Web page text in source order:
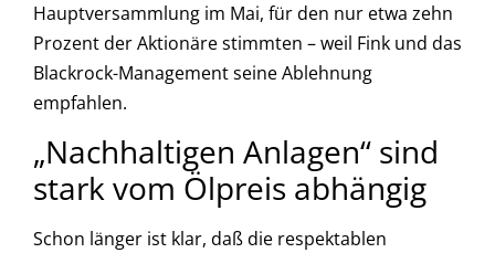
Hauptversammlung im Mai, für den nur etwa zehn
Prozent der Aktionäre stimmten – weil Fink und das
Blackrock-Management seine Ablehnung
empfahlen.
„Nachhaltigen Anlagen“ sind
stark vom Ölpreis abhängig
Schon länger ist klar, daß die respektablen